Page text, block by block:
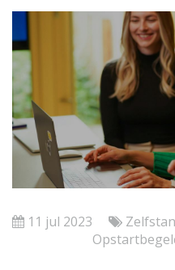
11 jul 2023